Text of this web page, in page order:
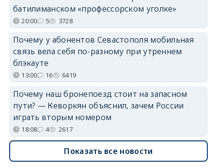
батилиманском «профессорском уголке»
20:00 5 3728
Почему у абонентов Севастополя мобильная
связь вела себя по-разному при утреннем
блэкауте
13:00 16 6419
Почему наш бронепоезд стоит на запасном
пути? — Кеворкян объяснил, зачем России
играть вторым номером
18:08 4 2617
Показать все новости